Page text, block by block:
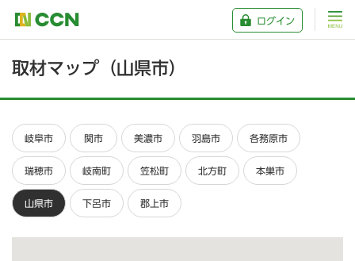
ログイン
取材マップ（山県市）
岐阜市 関市 美濃市 羽島市 各務原市
瑞穂市 岐南町 笠松町 北方町 本巣市
山県市 下呂市 郡上市